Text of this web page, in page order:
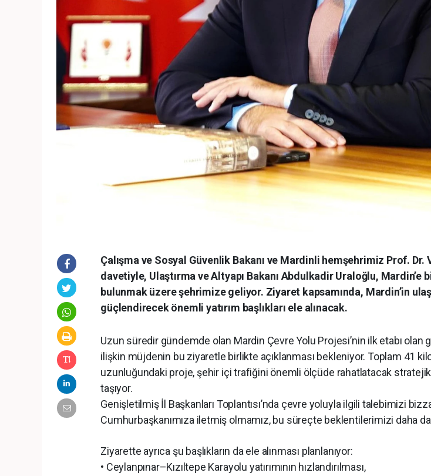
Çalışma ve Sosyal Güvenlik Bakanı ve Mardinli hemşehrimiz Prof. Dr.
davetiyle, Ulaştırma ve Altyapı Bakanı Abdulkadir Uraloğlu, Mardin’e
bulunmak üzere şehrimize geliyor. Ziyaret kapsamında, Mardin’in
güçlendirecek önemli yatırım başlıkları ele alınacak.
Uzun süredir gündemde olan Mardin Çevre Yolu Projesi’nin ilk etabı olan
ilişkin müjdenin bu ziyaretle birlikte açıklanması bekleniyor. Toplam 41
uzunluğundaki proje, şehir içi trafiğini önemli ölçüde rahatlatacak stratejik
taşıyor.
Genişletilmiş İl Başkanları Toplantısı’nda çevre yoluyla ilgili talebimizi
Cumhurbaşkanımıza iletmiş olmamız, bu süreçte beklentilerimizi daha
Ziyarette ayrıca şu başlıkların da ele alınması planlanıyor:
• Ceylanpınar–Kızıltepe Karayolu yatırımının hızlandırılması,